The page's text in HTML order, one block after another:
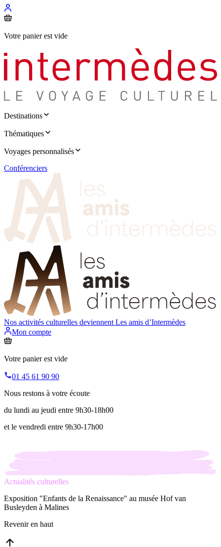
Votre panier est vide
Destinations
Thématiques
Voyages personnalisés
Conférenciers
Nos activités culturelles deviennent Les amis d’Intermèdes
Mon compte
Votre panier est vide
01 45 61 90 90
Nous restons à votre écoute
du lundi au jeudi entre 9h30-18h00
et le vendredi entre 9h30-17h00
Actualités culturelles
Exposition "Enfants de la Renaissance" au musée Hof van
Busleyden à Malines
Revenir en haut